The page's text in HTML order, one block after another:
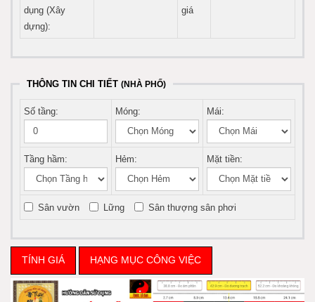
dụng (Xây
dựng):
giá
THÔNG TIN CHI TIẾT (NHÀ PHỐ)
Số tầng: Móng: Mái:
Tầng hầm: Hẻm: Mặt tiền:
Sân vườn Lững Sân thượng sân phơi
TÍNH GIÁ HẠNG MỤC CÔNG VIỆC